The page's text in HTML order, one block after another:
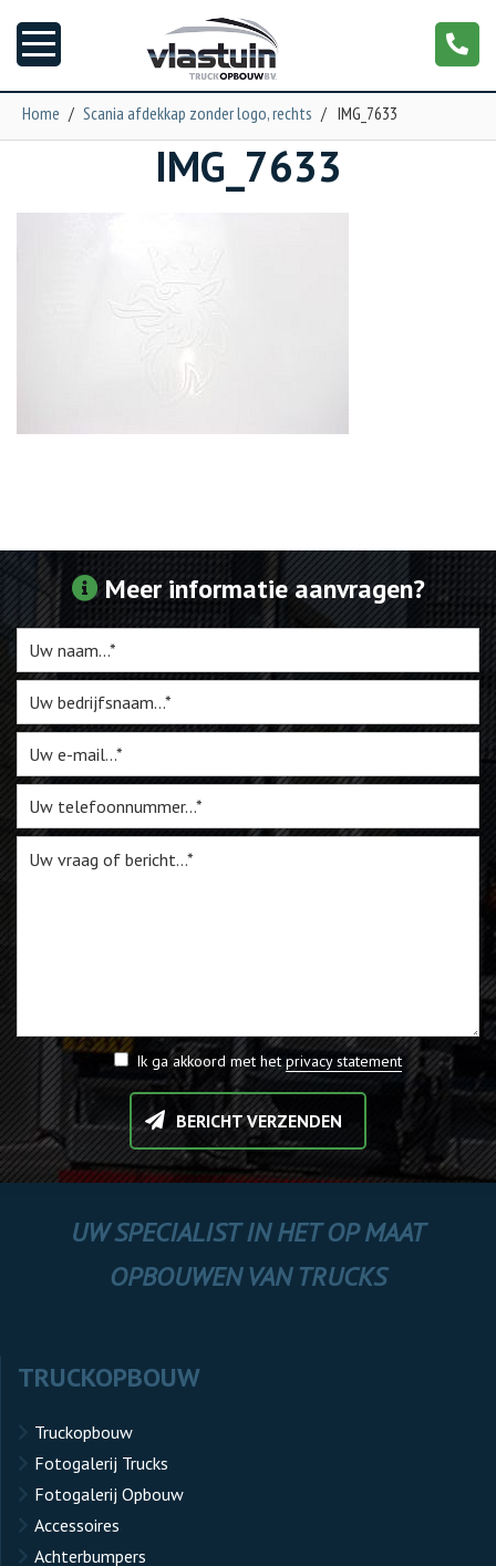
Te Koop
Miniatuur
Vacatures
Contact
Home / Scania afdekkap zonder logo, rechts / IMG_7633
IMG_7633
Meer informatie aanvragen?
Ik ga akkoord met hetprivacy statement
BERICHT VERZENDEN
UW SPECIALIST IN HET OP MAAT
OPBOUWEN VAN TRUCKS
TRUCKOPBOUW
Truckopbouw
Fotogalerij Trucks
Fotogalerij Opbouw
Accessoires
Achterbumpers